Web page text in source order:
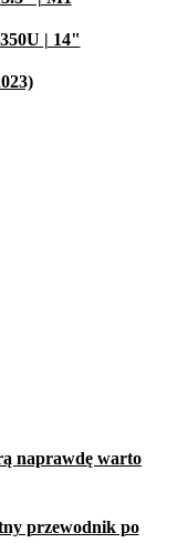
| 14"
naprawdę warto
przewodnik po